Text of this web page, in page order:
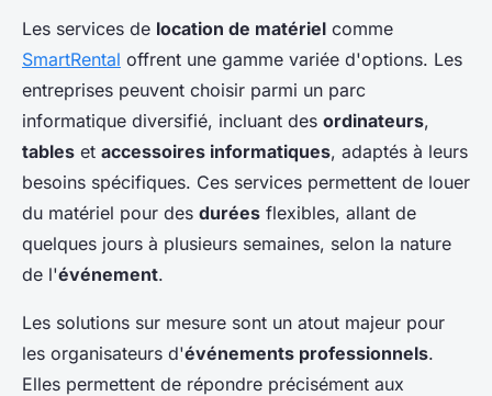
Les services de location de matériel comme
SmartRental offrent une gamme variée d'options. Les
entreprises peuvent choisir parmi un parc
informatique diversifié, incluant des ordinateurs,
tables et accessoires informatiques, adaptés à leurs
besoins spécifiques. Ces services permettent de louer
du matériel pour des durées flexibles, allant de
quelques jours à plusieurs semaines, selon la nature
de l'événement.
Les solutions sur mesure sont un atout majeur pour
les organisateurs d'événements professionnels.
Elles permettent de répondre précisément aux